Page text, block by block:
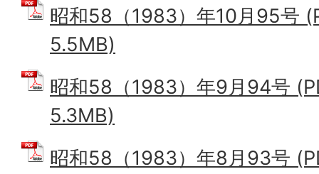
昭和58（1983）年10月95号
5.5MB)
昭和58（1983）年9月94号
5.3MB)
昭和58（1983）年8月93号